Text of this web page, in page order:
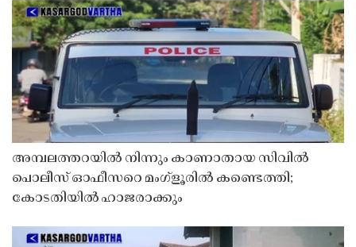
അമ്പലത്തറയിൽ നിന്നും കാണാതായ സിവിൽ
പൊലീസ് ഓഫീസറെ മംഗ്ളൂരിൽ കണ്ടെത്തി;
കോടതിയിൽ ഹാജരാക്കും